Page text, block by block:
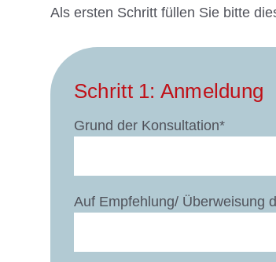
Als ersten Schritt füllen Sie bitte
Schritt 1: Anmeldung
Grund der Konsultation*
Auf Empfehlung/ Überweisung